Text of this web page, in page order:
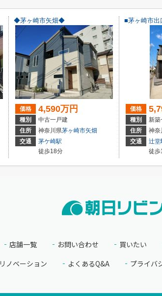
２丁目
◆茅ヶ崎市矢畑◆
価格 4,590万円
種別
中古一戸建
住所
神奈川県茅ヶ崎市矢畑
交通
茅ケ崎駅
徒歩18分
■茅ヶ崎市出
価格
種別
新築
住所
神奈
交通
辻堂
徒歩
店舗一覧 お問い合わせ 買いたい
リノベーション よくあるQ&A プライバ